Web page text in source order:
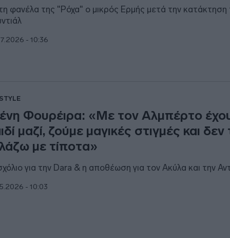
φανέλα της "Ρόχα" ο μικρός Ερμής μετά την κατάκτηση
- 10:36
Φουρέιρα: «Με τον Αλμπέρτο
μαζί, ζούμε μαγικές στιγμές και δεν
με τίποτα»
για την Dara & η αποθέωση για τον Ακύλα και την
- 10:03